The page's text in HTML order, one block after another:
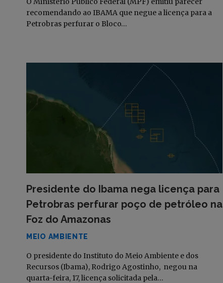
recomendando ao IBAMA que negue a licença para a
Petrobras perfurar o Bloco…
Presidente do Ibama nega licença para
Petrobras perfurar poço de petróleo na
Foz do Amazonas
MEIO AMBIENTE
O presidente do Instituto do Meio Ambiente e dos
Recursos (Ibama), Rodrigo Agostinho, negou na
quarta-feira, 17, licença solicitada pela…